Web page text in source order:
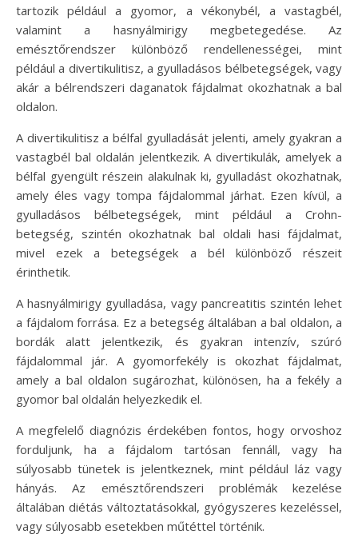
tartozik például a gyomor, a vékonybél, a vastagbél,
valamint a hasnyálmirigy megbetegedése. Az
emésztőrendszer különböző rendellenességei, mint
például a divertikulitisz, a gyulladásos bélbetegségek, vagy
akár a bélrendszeri daganatok fájdalmat okozhatnak a bal
oldalon.
A divertikulitisz a bélfal gyulladását jelenti, amely gyakran a
vastagbél bal oldalán jelentkezik. A divertikulák, amelyek a
bélfal gyengült részein alakulnak ki, gyulladást okozhatnak,
amely éles vagy tompa fájdalommal járhat. Ezen kívül, a
gyulladásos bélbetegségek, mint például a Crohn-
betegség, szintén okozhatnak bal oldali hasi fájdalmat,
mivel ezek a betegségek a bél különböző részeit
érinthetik.
A hasnyálmirigy gyulladása, vagy pancreatitis szintén lehet
a fájdalom forrása. Ez a betegség általában a bal oldalon, a
bordák alatt jelentkezik, és gyakran intenzív, szúró
fájdalommal jár. A gyomorfekély is okozhat fájdalmat,
amely a bal oldalon sugározhat, különösen, ha a fekély a
gyomor bal oldalán helyezkedik el.
A megfelelő diagnózis érdekében fontos, hogy orvoshoz
forduljunk, ha a fájdalom tartósan fennáll, vagy ha
súlyosabb tünetek is jelentkeznek, mint például láz vagy
hányás. Az emésztőrendszeri problémák kezelése
általában diétás változtatásokkal, gyógyszeres kezeléssel,
vagy súlyosabb esetekben műtéttel történik.